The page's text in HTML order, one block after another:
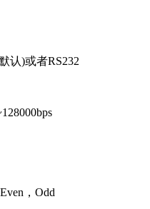
认)或者RS232
，Odd